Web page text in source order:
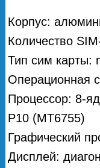
Корпус:
Количество
Тип сим карты:
Операционная
Процессор: 8-
P10 (MT6755)
Графический
Дисплей: